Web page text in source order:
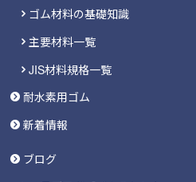
ゴム材料の基礎知識
主要材料一覧
JIS材料規格一覧
耐水素用ゴム
新着情報
ブログ